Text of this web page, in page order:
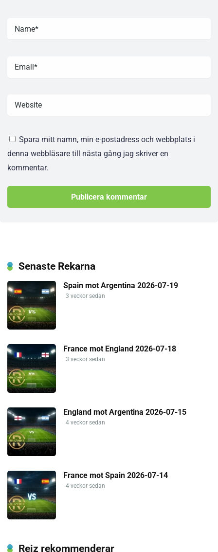
Spara mitt namn, min e-postadress och webbplats i
denna webbläsare till nästa gång jag skriver en
kommentar.
Senaste Rekarna
Spain mot Argentina 2026-07-19
3 veckor sedan
France mot England 2026-07-18
3 veckor sedan
England mot Argentina 2026-07-15
4 veckor sedan
France mot Spain 2026-07-14
4 veckor sedan
Reiz rekommenderar